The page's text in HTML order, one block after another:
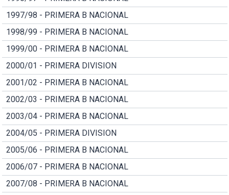
1997/98 - PRIMERA B NACIONAL
1998/99 - PRIMERA B NACIONAL
1999/00 - PRIMERA B NACIONAL
2000/01 - PRIMERA DIVISION
2001/02 - PRIMERA B NACIONAL
2002/03 - PRIMERA B NACIONAL
2003/04 - PRIMERA B NACIONAL
2004/05 - PRIMERA DIVISION
2005/06 - PRIMERA B NACIONAL
2006/07 - PRIMERA B NACIONAL
2007/08 - PRIMERA B NACIONAL